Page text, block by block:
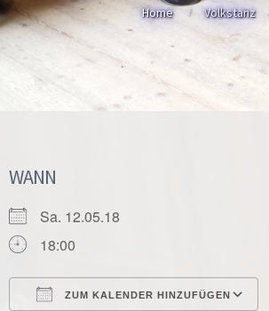
Home Volkstanz
WANN
Sa. 12.05.18
18:00
ZUM KALENDER HINZUFÜGEN